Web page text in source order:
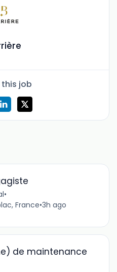
this job
•
France•3h ago
de maintenance